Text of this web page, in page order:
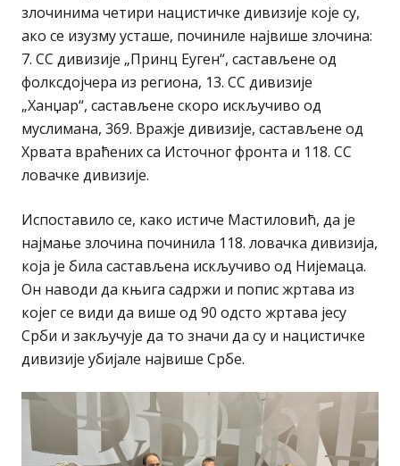
злочинима четири нацистичке дивизије које су,
ако се изузму усташе, починиле највише злочина:
7. СС дивизије „Принц Еуген“, састављене од
фолксдојчера из региона, 13. СС дивизије
„Ханџар“, састављене скоро искључиво од
муслимана, 369. Вражје дивизије, састављене од
Хрвата враћених са Источног фронта и 118. СС
ловачке дивизије.
Испоставило се, како истиче Мастиловић, да је
најмање злочина починила 118. ловачка дивизија,
која је била састављена искључиво од Нијемаца.
Он наводи да књига садржи и попис жртава из
којег се види да више од 90 одсто жртава јесу
Срби и закључује да то значи да су и нацистичке
дивизије убијале највише Србе.